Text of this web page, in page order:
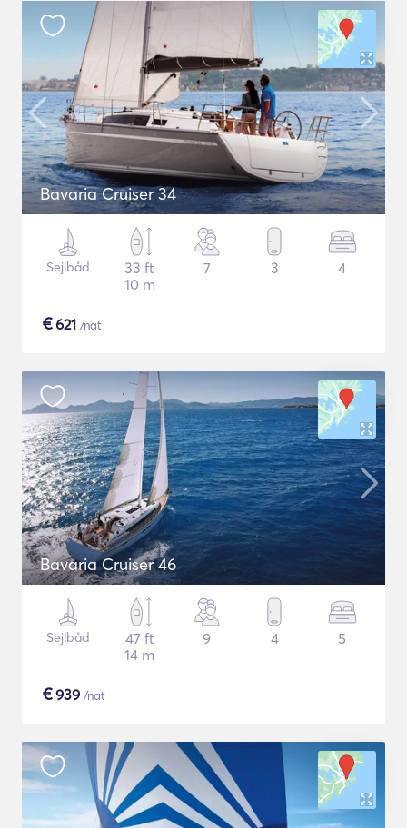
Bavaria Cruiser 34
Sejlbåd
33 ft
10 m
7 3 4
€621 /nat
Bavaria Cruiser 46
Sejlbåd
47 ft
14 m
9 4 5
€939 /nat